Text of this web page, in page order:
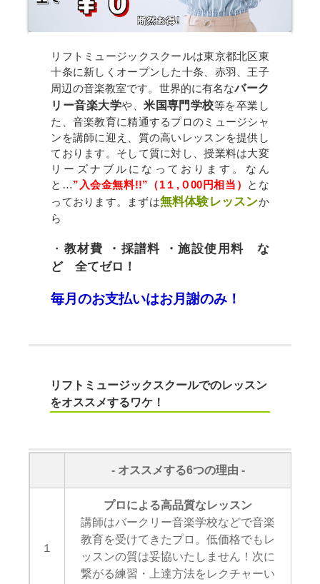
リフトミュージックスクールは東京都北区東
十条に新しくオープンした十条、赤羽、王子
周辺の音楽教室です。世界的に有名なバーク
リー音楽大学や、米国専門学校等を卒業し
た、音楽教育に精通するプロのミュージシャ
ンを講師に迎え、質の高いレッスンを提供し
ております。そして質に対し、授業料は大変
リーズナブルになっております。 なん
と…”入会金無料!!”（1１,０00円相当）
とな
っております。まずは無料体験レッスンか
ら
・ 教材費 ・採譜料 ・施設使用料 な
ど 全てゼロ！
毎月のお支払いはお月謝のみ！
リフトミュージックスクールでのレッスン
をオススメするワケ！
- オススメする6つの理由 -
１
プロによる高品質なレッスン
講師はバークリー音楽学校などで音楽
教育を受けてきたプロ。低価格でもレ
ッスンの質は妥協いたしません！次に
繋がる練習・上達方法をレクチャーい